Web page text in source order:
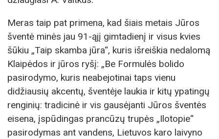
Meras taip pat primena, kad šiais metais Jūros
šventė minės jau 91-ąjį gimtadienį ir visus kvies
šūkiu „Taip skamba jūra“, kuris išreiškia nedalomą
Klaipėdos ir jūros ryšį: „Be Formulės bolido
pasirodymo, kuris neabejotinai taps vienu
didžiausių akcentų, šventėje laukia ir kitų ypatingų
renginių: tradicinė ir vis gausėjanti Jūros šventės
eisena, įspūdingas prancūzų trupės „Ilotopie“
pasirodymas ant vandens, Lietuvos karo laivyno